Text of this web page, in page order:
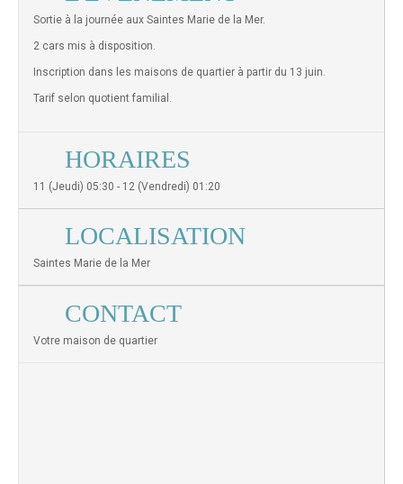
Sortie à la journée aux Saintes Marie de la Mer.
2 cars mis à disposition.
Inscription dans les maisons de quartier à partir du 13 juin.
Tarif selon quotient familial.
HORAIRES
11 (Jeudi) 05:30 - 12 (Vendredi) 01:20
LOCALISATION
Saintes Marie de la Mer
CONTACT
Votre maison de quartier